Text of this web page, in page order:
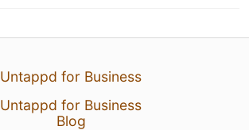
Untappd for Business
Untappd for Business
Blog